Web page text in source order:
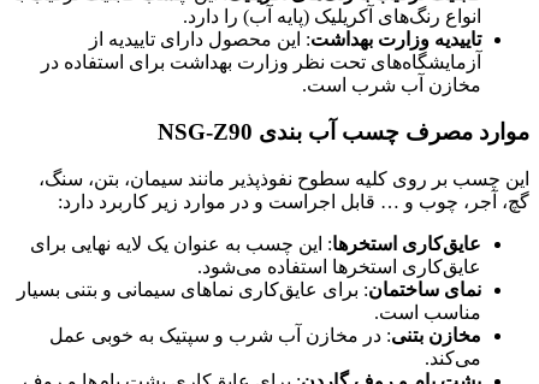
انواع رنگ‌های آکریلیک (پایه آب) را دارد.
تاییدیه وزارت بهداشت: این محصول دارای تاییدیه از
آزمایشگاه‌های تحت نظر وزارت بهداشت برای استفاده در
مخازن آب شرب است.
موارد مصرف چسب آب بندی NSG-Z90
این چسب بر روی کلیه سطوح نفوذپذیر مانند سیمان، بتن، سنگ،
گچ، آجر، چوب و … قابل اجراست و در موارد زیر کاربرد دارد:
عایق‌کاری استخرها: این چسب به عنوان یک لایه نهایی برای
عایق‌کاری استخرها استفاده می‌شود.
نمای ساختمان: برای عایق‌کاری نماهای سیمانی و بتنی بسیار
مناسب است.
مخازن بتنی: در مخازن آب شرب و سپتیک به خوبی عمل
می‌کند.